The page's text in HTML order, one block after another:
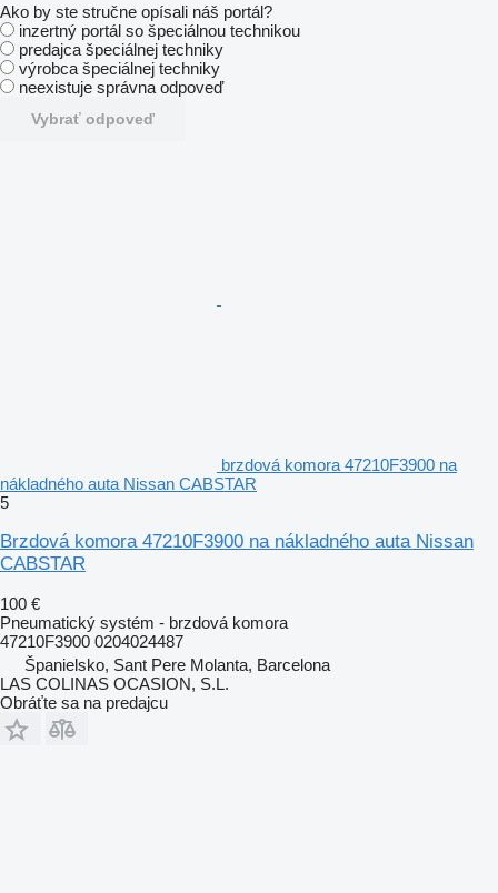
Ako by ste stručne opísali náš portál?
inzertný portál so špeciálnou technikou
predajca špeciálnej techniky
výrobca špeciálnej techniky
neexistuje správna odpoveď
Vybrať odpoveď
brzdová komora 47210F3900 na
nákladného auta Nissan CABSTAR
5
Brzdová komora 47210F3900 na nákladného auta Nissan
CABSTAR
100 €
Pneumatický systém - brzdová komora
47210F3900 0204024487
Španielsko, Sant Pere Molanta, Barcelona
LAS COLINAS OCASION, S.L.
Obráťte sa na predajcu